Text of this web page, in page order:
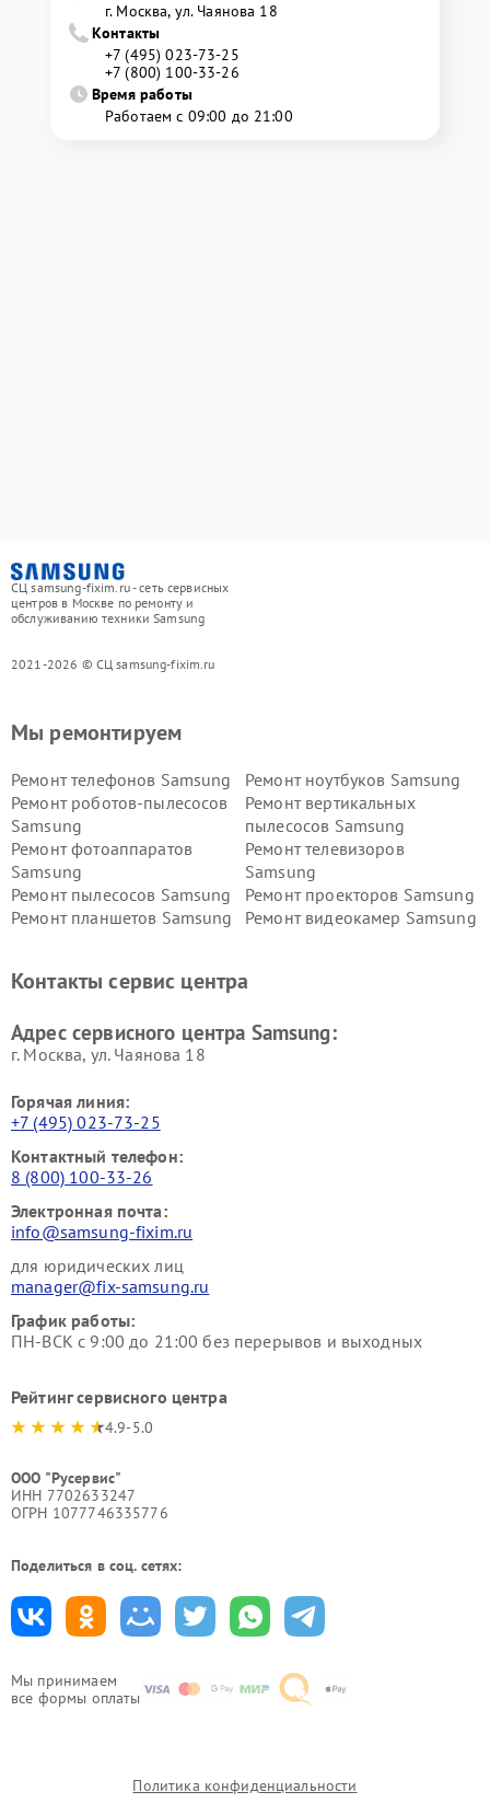
г. Москва, ул. Чаянова 18
Контакты
+7 (495) 023-73-25
+7 (800) 100-33-26
Время работы
Работаем с 09:00 до 21:00
СЦ samsung-fixim.ru - сеть сервисных
центров в Москве по ремонту и
обслуживанию техники Samsung
2021-2026 © СЦ samsung-fixim.ru
Мы принимаем
все формы оплаты
Мы ремонтируем
Ремонт телефонов Samsung
Ремонт ноутбуков Samsung
Ремонт роботов-пылесосов
Samsung
Ремонт вертикальных
пылесосов Samsung
Ремонт фотоаппаратов
Samsung
Ремонт телевизоров
Samsung
Ремонт пылесосов Samsung
Ремонт проекторов Samsung
Ремонт планшетов Samsung
Ремонт видеокамер Samsung
Контакты сервис центра
Адрес сервисного центра Samsung:
г. Москва, ул. Чаянова 18
Горячая линия:
+7 (495) 023-73-25
Контактный телефон:
8 (800) 100-33-26
Электронная почта:
info@samsung-fixim.ru
для юридических лиц
manager@fix-samsung.ru
График работы:
ПН-ВСК с 9:00 до 21:00 без перерывов и выходных
Рейтинг сервисного центра
4.9-5.0
ООО "Русервис"
ИНН 7702633247
ОГРН 1077746335776
Поделиться в соц. сетях:
Политика конфиденциальности